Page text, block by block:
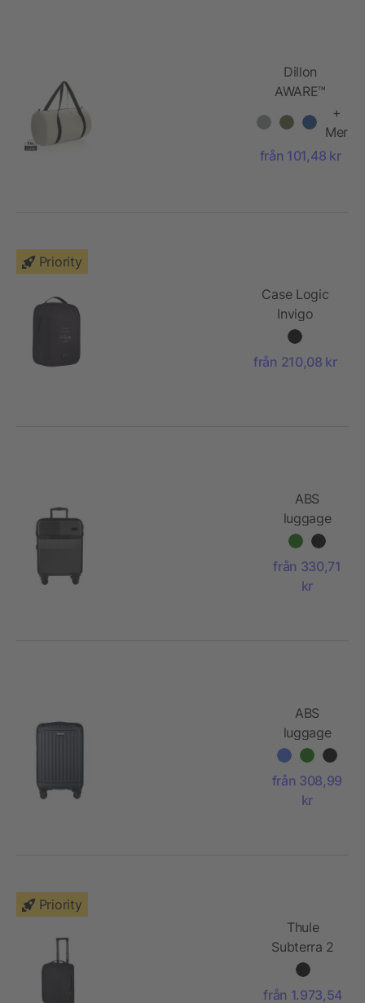
Dillon
AWARE™
hopvikbar
sportväska
+
Mer
från 101,48 kr
Priority
Case Logic
Invigo
tillbehörsväska
från 210,08 kr
ABS
luggage
trolley Ulf
från 330,71
kr
ABS
luggage
trolley
från 308,99
kr
Priority
Thule
Subterra 2
spinnväska
från 1.973,54